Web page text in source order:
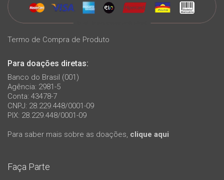
Termo de Compra de Produto
Para doações diretas:
Banco do Brasil (001)
Agência: 2981-5
Conta: 43478-7
CNPJ: 28.229.448/0001-09
PIX: 28.229.448/0001-09
Para saber mais sobre as doações, clique aqui
Faça Parte